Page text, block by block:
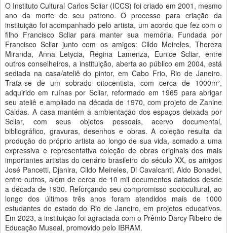
O Instituto Cultural Carlos Scliar (ICCS) foi criado em 2001, mesmo
ano da morte de seu patrono. O processo para criação da
instituição foi acompanhado pelo artista, um acordo que fez com o
filho Francisco Scliar para manter sua memória. Fundada por
Francisco Scliar junto com os amigos: Cildo Meireles, Thereza
Miranda, Anna Letycia, Regina Lamenza, Eunice Scliar, entre
outros conselheiros, a instituição, aberta ao público em 2004, está
sediada na casa/ateliê do pintor, em Cabo Frio, Rio de Janeiro.
Trata-se de um sobrado oitocentista, com cerca de 1000m²,
adquirido em ruínas por Scliar, reformado em 1965 para abrigar
seu ateliê e ampliado na década de 1970, com projeto de Zanine
Caldas. A casa mantém a ambientação dos espaços deixada por
Scliar, com seus objetos pessoais, acervo documental,
bibliográfico, gravuras, desenhos e obras. A coleção resulta da
produção do próprio artista ao longo de sua vida, somado a uma
expressiva e representativa coleção de obras originais dos mais
importantes artistas do cenário brasileiro do século XX, os amigos
José Pancetti, Djanira, Cildo Meireles, Di Cavalcanti, Aldo Bonadei,
entre outros, além de cerca de 10 mil documentos datados desde
a década de 1930. Reforçando seu compromisso sociocultural, ao
longo dos últimos três anos foram atendidos mais de 1000
estudantes do estado do Rio de Janeiro, em projetos educativos.
Em 2023, a instituição foi agraciada com o Prêmio Darcy Ribeiro de
Educação Museal, promovido pelo IBRAM.